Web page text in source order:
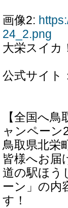
画像2:
24_2.png
大栄スイカ
公式サイト
【全国へ
ャンペーン
鳥取県北栄
皆様へお
道の駅ほう
ーン」の内
す！